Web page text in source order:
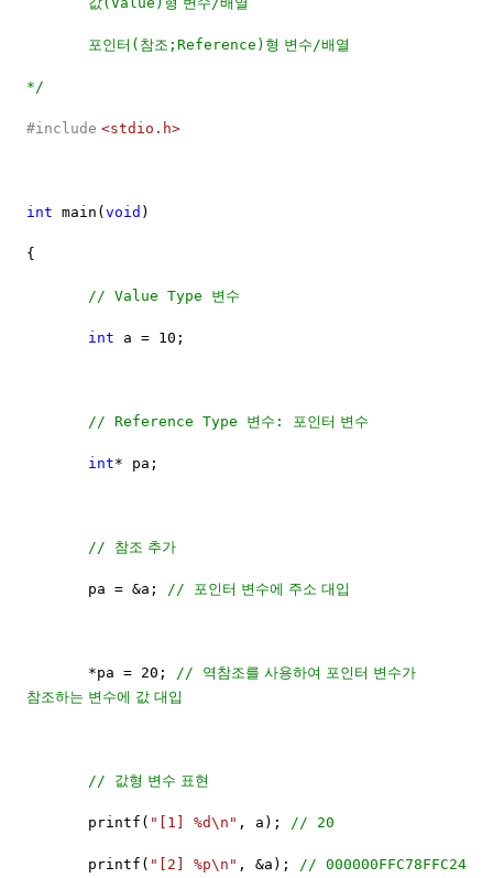
포인터 ( 참조 ;Reference) 형 변수 /배열
*/
#include <stdio.h>
int main( void )
{
// Value Type 변수
int a = 10;
// Reference Type 변수 : 포인터 변수
int* pa;
// 참조 추가
pa = &a; // 포인터 변수에 주소 대입
*pa = 20; // 역참조를 사용하여 포인터 변수가
참조하는 변수에 값 대입
// 값형 변수 표현
printf( "[1] %d\n" , a); // 20
printf( "[2] %p\n" , &a); // 000000FFC78FFC24